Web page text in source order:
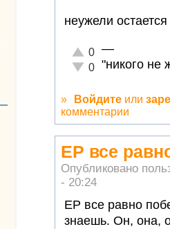
неужели
Отлично!
0
Неадекватно!
0
—
"никого не
» Войдите или
комментарии
ЕР все
Опубликовано
- 20:24
ЕР все равно
знаешь. Он, она,